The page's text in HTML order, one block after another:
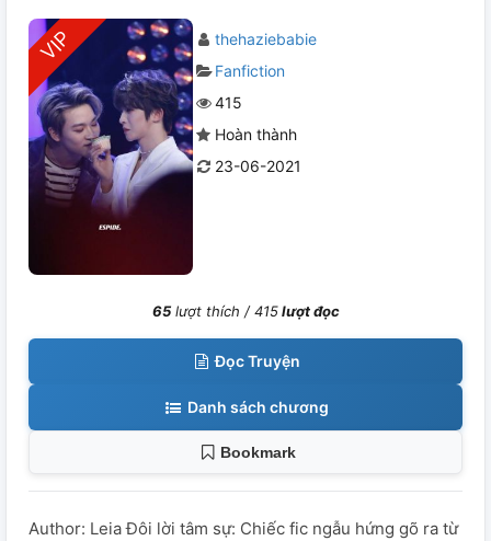
thehaziebabie
Fanfiction
415
Hoàn thành
23-06-2021
65lượt thích /415lượt đọc
Đọc Truyện
Danh sách chương
Bookmark
Author: Leia Đôi lời tâm sự: Chiếc fic ngẫu hứng gõ ra từ